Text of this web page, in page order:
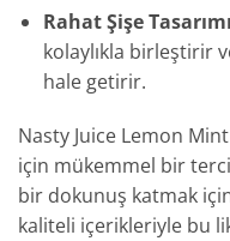
Rahat Şişe
kolaylıkla birleştirir
hale getirir.
Nasty Juice Lemon
için mükemmel bir
bir dokunuş katmak
kaliteli içerikleriyle bu